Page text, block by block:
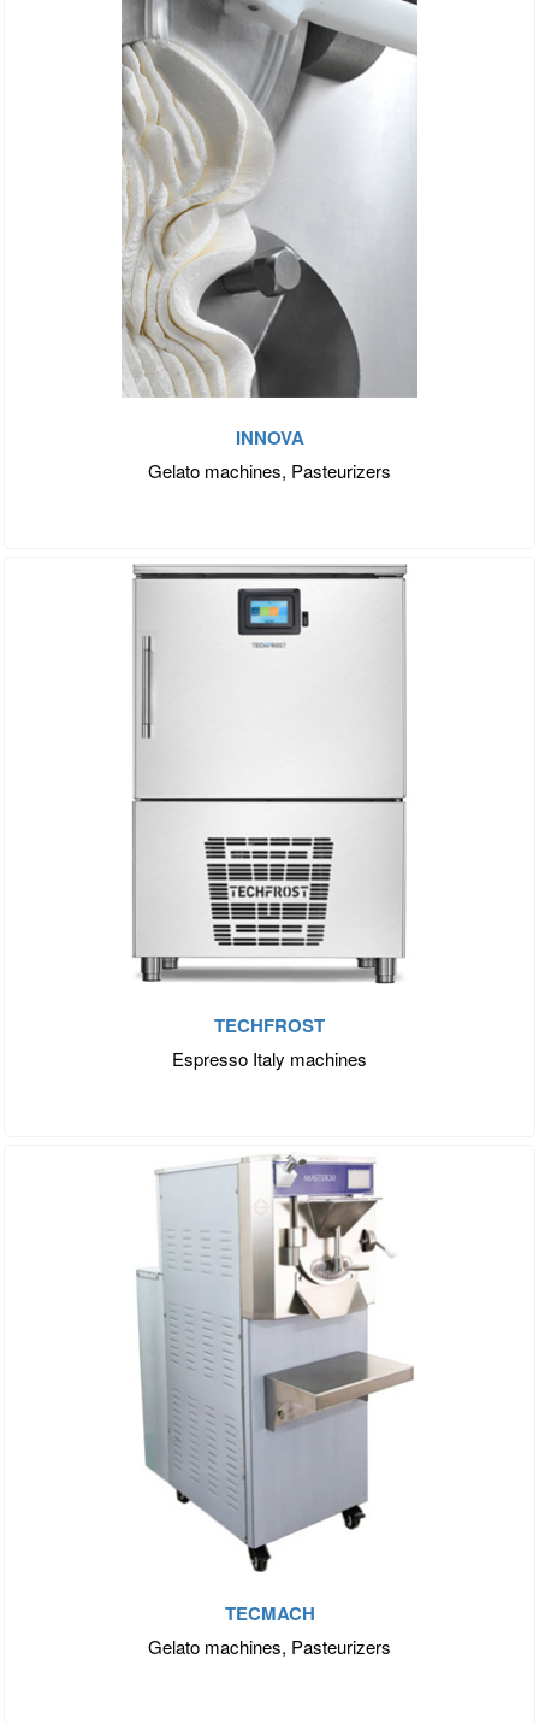
INNOVA
Gelato machines, Pasteurizers
TECHFROST
Espresso Italy machines
TECMACH
Gelato machines, Pasteurizers